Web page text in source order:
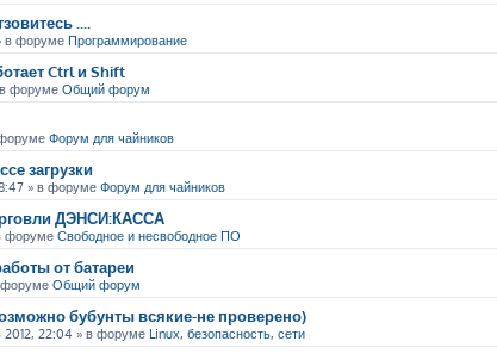
....
в форуме Программирование
Ctrl и Shift
форуме Общий форум
Форум для чайников
загрузки
» в форуме Форум для чайников
ДЭНСИ:КАССА
форуме Свободное и несвободное ПО
от батареи
форуме Общий форум
бубунты всякие-не проверено)
22:04 » в форуме Linux, безопасность, сети